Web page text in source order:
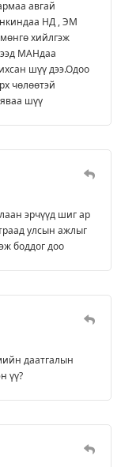
авгай
НД , ЭМ
хийлгэж
МАНдаа
шүү дээ.Одоо
чөлөөтэй
шүү
эрчүүд шиг ар
улсын ажлыг
боддог доо
даатгалын
үү?